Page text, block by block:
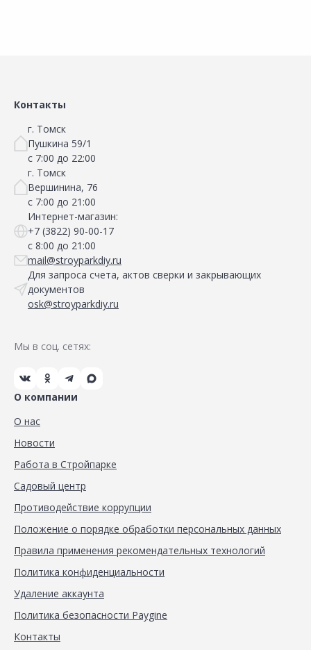
Контакты
г. Томск
Пушкина 59/1
с 7:00 до 22:00
г. Томск
Вершинина, 76
с 7:00 до 21:00
Интернет-магазин:
+7 (3822) 90-00-17
с 8:00 до 21:00
mail@stroyparkdiy.ru
Для запроса счета, актов сверки и закрывающих
документов
osk@stroyparkdiy.ru
Мы в соц. сетях:
О компании
О нас
Новости
Работа в Стройпарке
Садовый центр
Противодействие коррупции
Положение о порядке обработки персональных данных
Правила применения рекомендательных технологий
Политика конфиденциальности
Удаление аккаунта
Политика безопасности Paygine
Контакты